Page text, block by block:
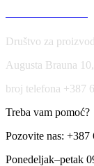
Društvo za
Augusta Brauna
broj telefona +387
Treba vam pomoć?
Pozovite nas: +387
Ponedeljak–petak